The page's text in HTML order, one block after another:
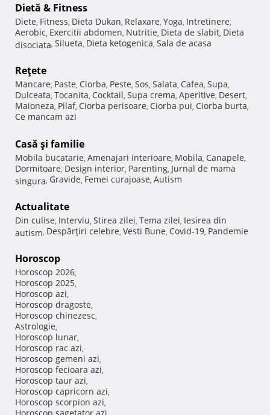
Dietă & Fitness
Diete, Fitness, Dieta Dukan, Relaxare, Yoga, Intretinere,
Aerobic, Exercitii abdomen, Nutritie, Dieta de slabit, Dieta
disociata, Silueta, Dieta ketogenica, Sala de acasa
Reţete
Mancare, Paste, Ciorba, Peste, Sos, Salata, Cafea, Supa,
Dulceata, Tocanita, Cocktail, Supa crema, Aperitive, Desert,
Maioneza, Pilaf, Ciorba perisoare, Ciorba pui, Ciorba burta,
Ce mancam azi
Casă şi familie
Mobila bucatarie, Amenajari interioare, Mobila, Canapele,
Dormitoare, Design interior, Parenting, Jurnal de mama
singura, Gravide, Femei curajoase, Autism
Actualitate
Din culise, Interviu, Stirea zilei, Tema zilei, Iesirea din
autism, Despărţiri celebre, Vesti Bune, Covid-19, Pandemie
Horoscop
Horoscop 2026,
Horoscop 2025,
Horoscop azi,
Horoscop dragoste,
Horoscop chinezesc,
Astrologie,
Horoscop lunar,
Horoscop rac azi,
Horoscop gemeni azi,
Horoscop fecioara azi,
Horoscop taur azi,
Horoscop capricorn azi,
Horoscop scorpion azi,